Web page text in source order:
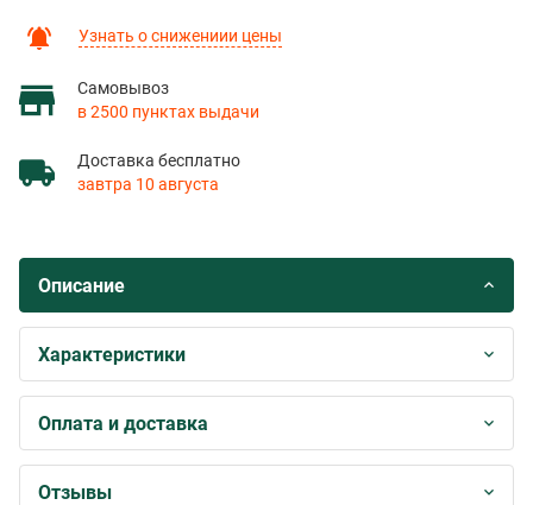
Узнать о снижениии цены
Самовывоз
в 2500 пунктах выдачи
Доставка бесплатно
завтра 10 августа
Описание
Характеристики
Оплата и доставка
Отзывы